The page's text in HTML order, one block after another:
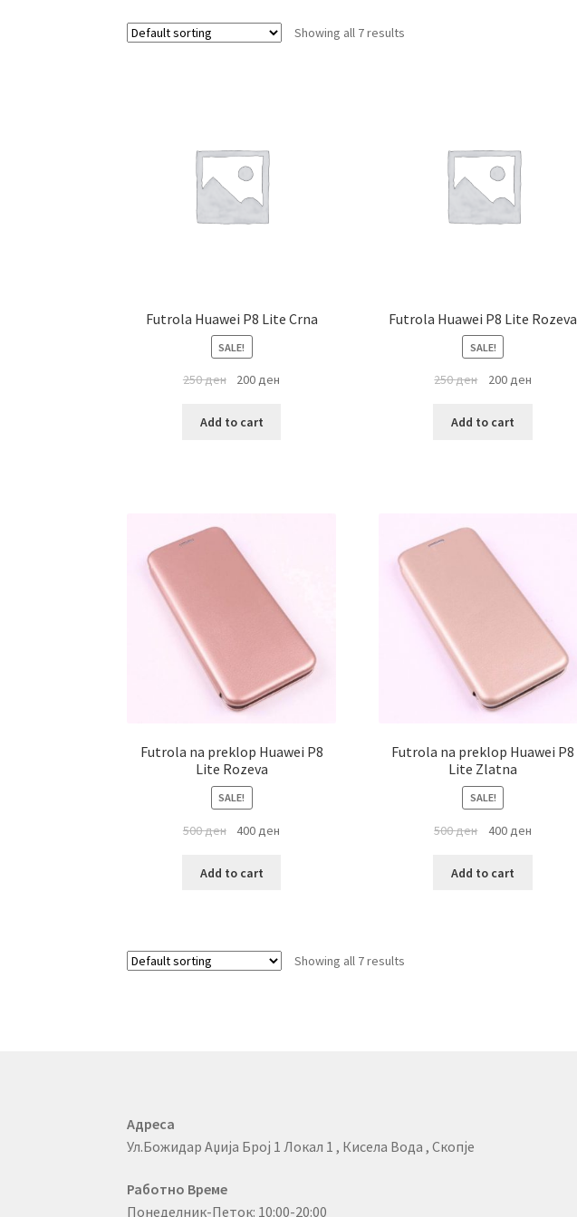
Showing all 7 results
Futrola Huawei P8 Lite Crna
SALE!
250ден 200ден
Add to cart
Futrola Huawei P8 Lite Rozeva
SALE!
250ден 200ден
Add to cart
Futrola na preklop Huawei P8
Lite Rozeva
SALE!
500ден 400ден
Add to cart
Futrola na preklop Huawei P8
Lite Zlatna
SALE!
500ден 400ден
Add to cart
Showing all 7 results
Адреса
Ул.Божидар Аџија Број 1 Локал 1 , Кисела Вода , Скопје
Работно Време
Понеделник-Петок: 10:00-20:00